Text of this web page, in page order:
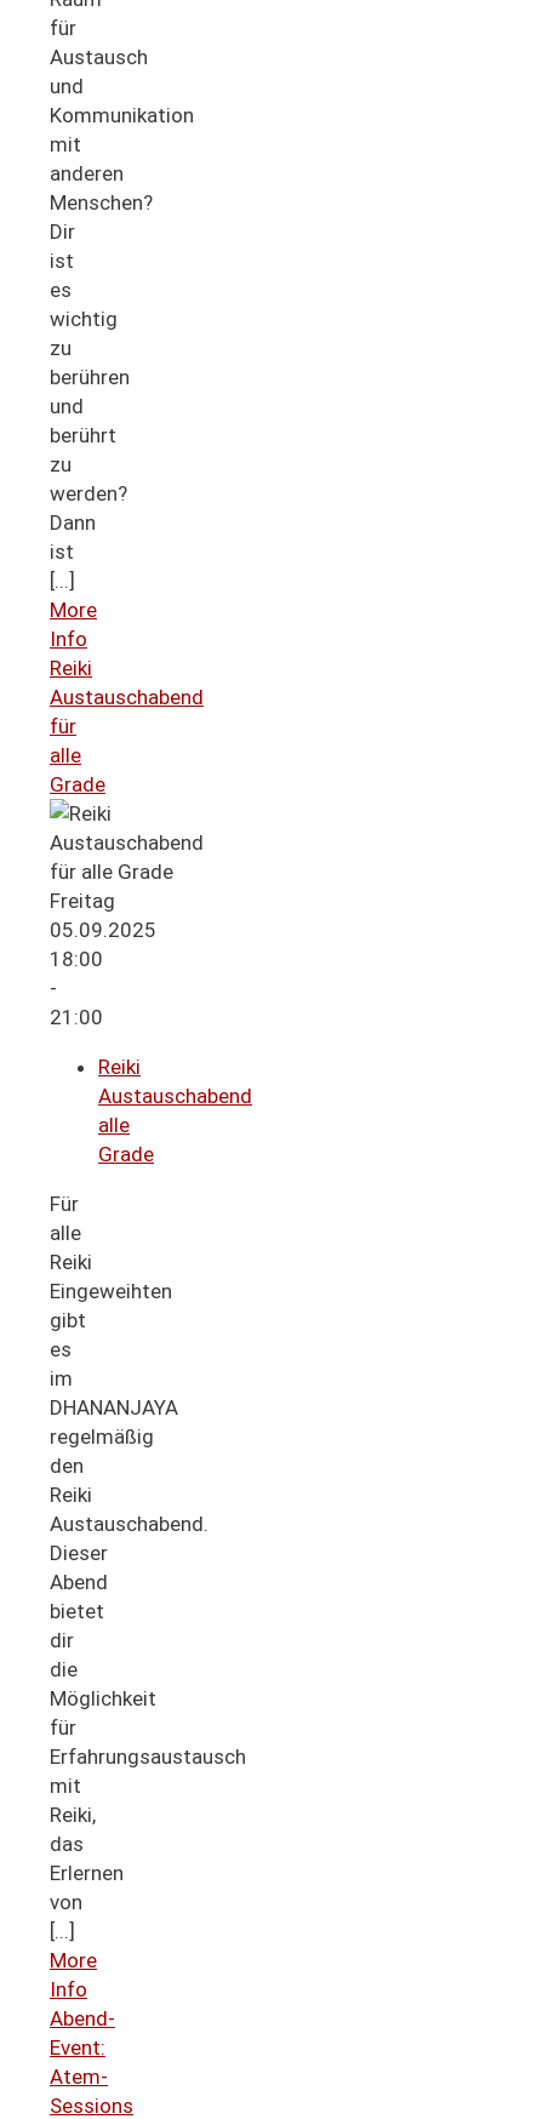
für
Austausch
und
Kommunikation
mit
anderen
Menschen?
Dir
ist
es
wichtig
zu
berühren
und
berührt
zu
werden?
Dann
ist
[...]
More
Info
Reiki
Austauschabend
für
alle
Grade
Freitag
05.09.2025
18:00
-
21:00
Reiki
Austauschabend
alle
Grade
Für
alle
Reiki
Eingeweihten
gibt
es
im
DHANANJAYA
regelmäßig
den
Reiki
Austauschabend.
Dieser
Abend
bietet
dir
die
Möglichkeit
für
Erfahrungsaustausch
mit
Reiki,
das
Erlernen
von
[...]
More
Info
Abend-
Event:
Atem-
Sessions